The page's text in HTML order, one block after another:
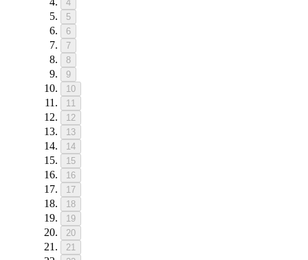
4
5
6
7
8
9
10
11
12
13
14
15
16
17
18
19
20
21